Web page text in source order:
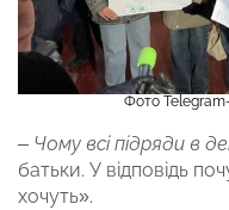
Фото
– Чому всі підряди в
батьки. У відповідь
хочуть».